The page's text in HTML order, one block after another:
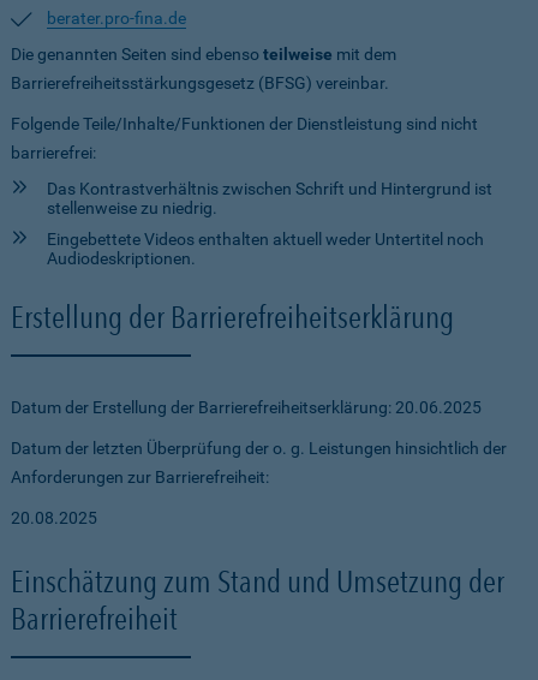
berater.pro-fina.de
Die genannten Seiten sind ebensoteilweise mit dem
Barrierefreiheitsstärkungsgesetz (BFSG) vereinbar.
Folgende Teile/Inhalte/Funktionen der Dienstleistung sind nicht
barrierefrei:
Das Kontrastverhältnis zwischen Schrift und Hintergrund ist
stellenweise zu niedrig.
Eingebettete Videos enthalten aktuell weder Untertitel noch
Audiodeskriptionen.
Erstellung der Barrierefreiheitserklärung
Datum der Erstellung der Barrierefreiheitserklärung: 20.06.2025
Datum der letzten Überprüfung der o. g. Leistungen hinsichtlich der
Anforderungen zur Barrierefreiheit:
20.08.2025
Einschätzung zum Stand und Umsetzung der
Barrierefreiheit